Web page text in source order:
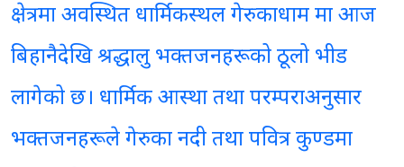
क्षेत्रमा अवस्थित धार्मिकस्थल गेरुकाधाम मा आज
बिहानैदेखि श्रद्धालु भक्तजनहरूको ठूलो भीड
लागेको छ। धार्मिक आस्था तथा परम्पराअनुसार
भक्तजनहरूले गेरुका नदी तथा पवित्र कुण्डमा